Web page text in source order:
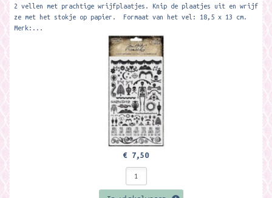
2 vellen met prachtige wrijfplaatjes. Knip de plaatjes uit en wrijf
ze met het stokje op papier. Formaat van het vel: 18,5 x 13 cm.
Merk:...
€ 7,50